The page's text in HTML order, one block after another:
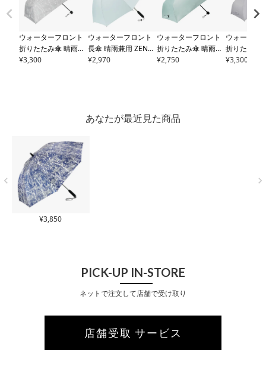
ウォーターフロント
折りたたみ傘 晴雨兼
用 ZENTENKOU 超撥
99% 撥水4級 耐風15
m/s ユニセックス 再
帰反射 雨傘 日傘
¥3,300
ウォーターフロント
長傘 晴雨兼用 ZENTE
NKOU 超撥水 UVカッ
ット99.9% 遮光率99.
¥2,970
ウォーターフロント
折りたたみ傘 晴雨兼
用 ZENTENKOU 超撥
terfront｜UVカット9
¥2,750
ウォーター
折りたたみ
用 ネオミニ
¥3,300
あなたが最近見た商品
¥3,850
PICK-UP IN-STORE
ネットで注文して店舗で受け取り
店舗受取 サービス